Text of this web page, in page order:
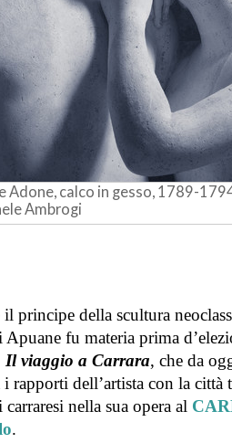
Adone, calco in gesso, 1789-
Ambrogi
principe della scultura
fu materia prima
Il viaggio a Carrara, che da
rapporti dell’artista con la città
nella sua opera al
.